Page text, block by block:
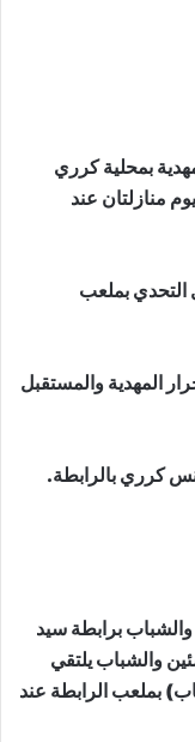
بمحلية كرري
منازلتان عند
التحدي بملعب
المهدية والمستقبل
كرري بالرابطة.
برابطة سيد
والشباب يلتقي
بملعب الرابطة عند